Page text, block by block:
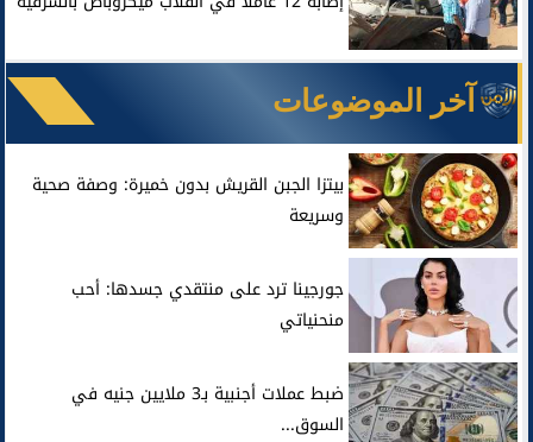
آخر الموضوعات
بيتزا الجبن القريش بدون خميرة: وصفة صحية
وسريعة
جورجينا ترد على منتقدي جسدها: أحب
منحنياتي
ضبط عملات أجنبية بـ3 ملايين جنيه في
السوق...